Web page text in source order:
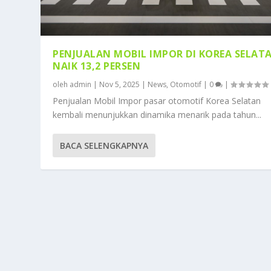
PENJUALAN MOBIL IMPOR DI KOREA
NAIK 13,2 PERSEN
oleh admin | Nov 5, 2025 | News, Otomotif | 0 |
Penjualan Mobil Impor pasar otomotif Korea Selatan
kembali menunjukkan dinamika menarik pada tahun...
BACA SELENGKAPNYA